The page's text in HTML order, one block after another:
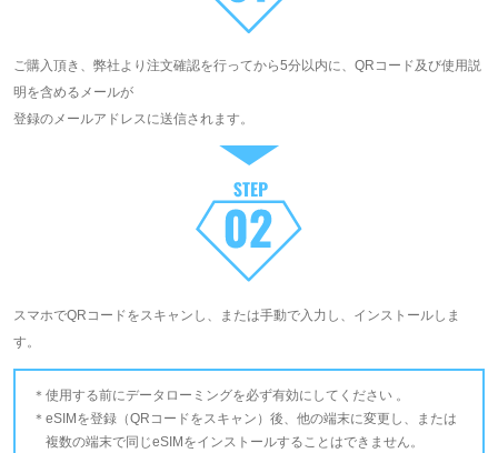
ご購入頂き、弊社より注文確認を行ってから5分以内に、QRコード及び使用説
明を含めるメールが
登録のメールアドレスに送信されます。
スマホでQRコードをスキャンし、または手動で入力し、インストールしま
す。
使用する前にデータローミングを必ず有効にしてください 。
eSIMを登録（QRコードをスキャン）後、他の端末に変更し、または
複数の端末で同じeSIMをインストールすることはできません。